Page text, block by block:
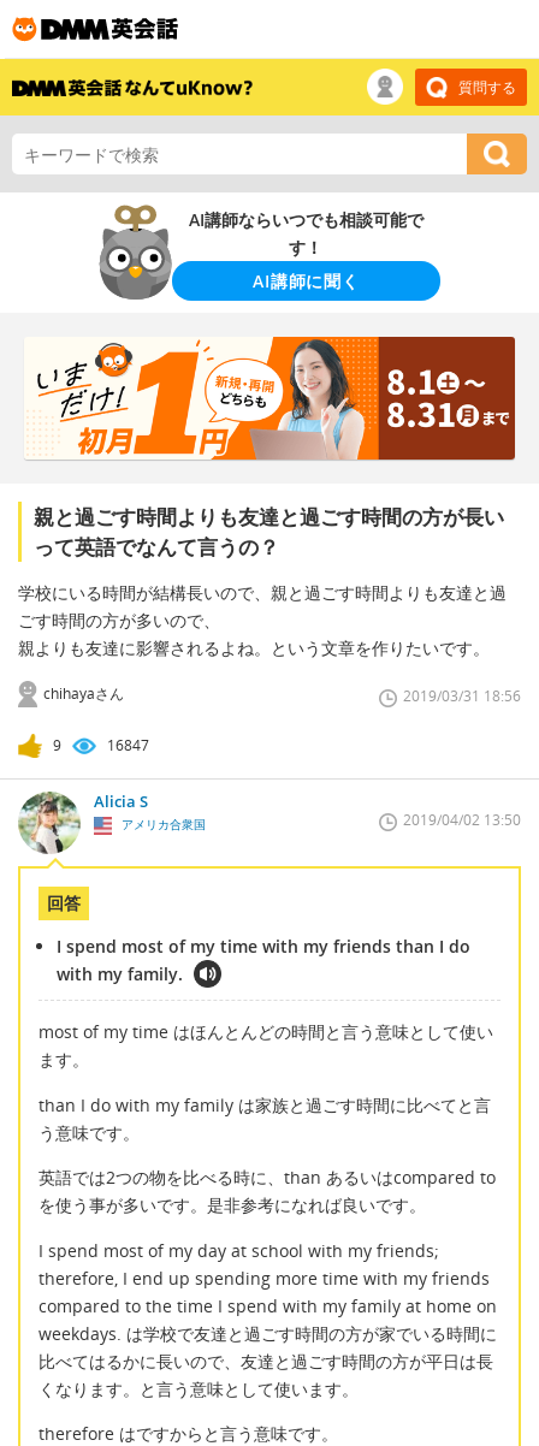
質問する
AI講師ならいつでも相談可能で
す！
AI講師に聞く
親と過ごす時間よりも友達と過ごす時間の方が長い
って英語でなんて言うの？
学校にいる時間が結構長いので、親と過ごす時間よりも友達と過
ごす時間の方が多いので、
親よりも友達に影響されるよね。という文章を作りたいです。
chihayaさん 2019/03/31 18:56
9 16847
Alicia S
アメリカ合衆国 2019/04/02 13:50
回答
I spend most of my time with my friends than I do
with my family.
most of my time はほんとんどの時間と言う意味として使い
ます。
than I do with my family は家族と過ごす時間に比べてと言
う意味です。
英語では2つの物を比べる時に、than あるいはcompared to
を使う事が多いです。是非参考になれば良いです。
I spend most of my day at school with my friends;
therefore, I end up spending more time with my friends
compared to the time I spend with my family at home on
weekdays. は学校で友達と過ごす時間の方が家でいる時間に
比べてはるかに長いので、友達と過ごす時間の方が平日は長
くなります。と言う意味として使います。
therefore はですからと言う意味です。